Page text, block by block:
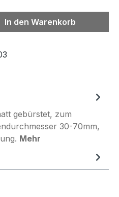
den
In den Warenkorb
gebürstet, zum
30-70mm,
Mehr